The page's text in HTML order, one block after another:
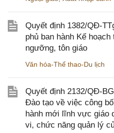
Quyết định 1382/QĐ-
phủ ban hành Kế
ngưỡng, tôn giáo
Văn hóa-Thể thao-Du lịch
Quyết định 2132/QĐ-
Đào tạo về việc công
hành mới lĩnh vực giáo
vi, chức năng quản lý